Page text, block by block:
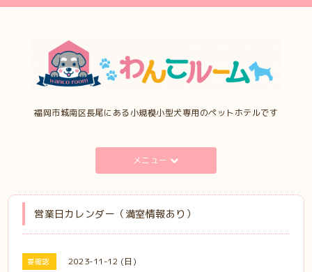
福岡市城南区長尾にある小規模小型犬専用のペットホテルです
メニュー
営業日カレンダー（満室情報あり）
要確認 2023-11-12 (日)